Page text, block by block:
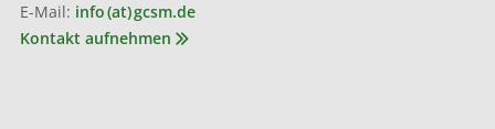
E-Mail: info (at) gcsm.de
Kontakt aufnehmen